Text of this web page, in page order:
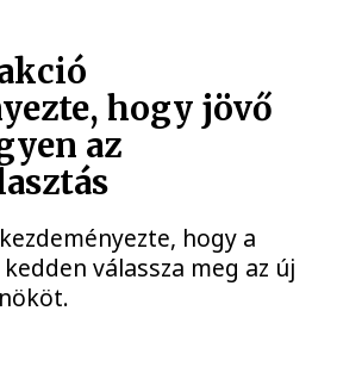
hogy jövő
az
hogy a
válassza meg az új